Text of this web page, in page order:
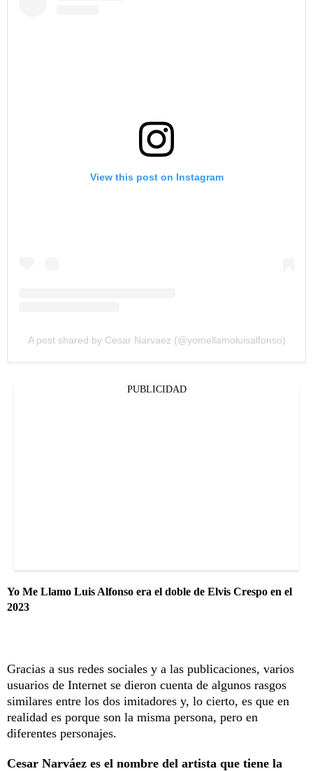
View this post on Instagram
A post shared by Cesar Narvaez (@yomellamoluisalfonso)
PUBLICIDAD
Yo Me Llamo Luis Alfonso era el doble de Elvis Crespo en el
2023
Gracias a sus redes sociales y a las publicaciones, varios
usuarios de Internet se dieron cuenta de algunos rasgos
similares entre los dos imitadores y, lo cierto, es que en
realidad es porque son la misma persona, pero en
diferentes personajes.
Cesar Narváez es el nombre del artista que tiene la